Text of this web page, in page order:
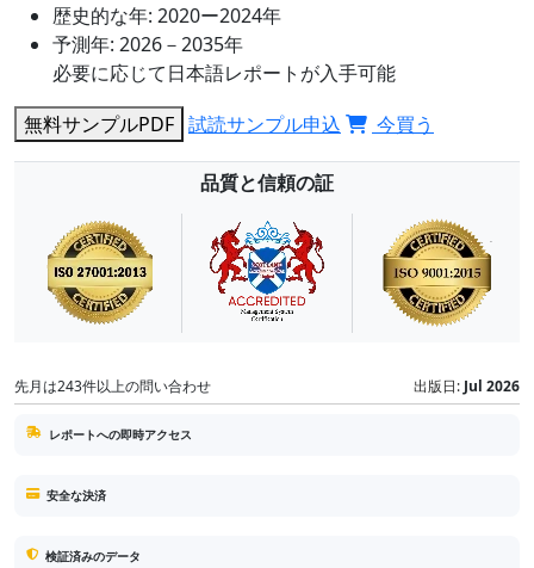
歴史的な年: 2020ー2024年
予測年: 2026－2035年
必要に応じて日本語レポートが入手可能
無料サンプルPDF 試読サンプル申込 今買う
品質と信頼の証
先月は243件以上の問い合わせ 出版日: Jul 2026
レポートへの即時アクセス
安全な決済
検証済みのデータ